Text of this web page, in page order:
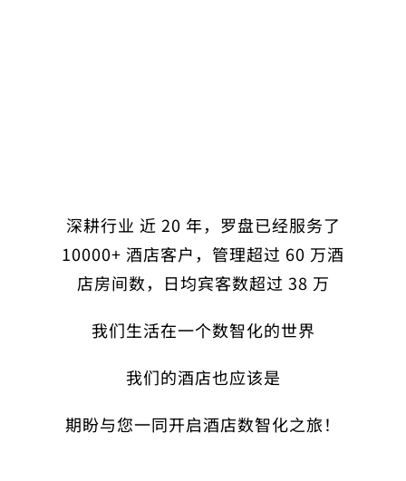
深耕行业 近 20 年，罗盘已经服务了
10000+ 酒店客户，管理超过 60 万酒
店房间数，日均宾客数超过 38 万
我们生活在一个数智化的世界
我们的酒店也应该是
期盼与您一同开启酒店数智化之旅！